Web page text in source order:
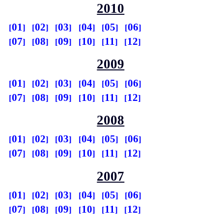
2010
01 02 03 04 05
06
07
08 09 10 11 12
2009
01 02 03 04 05
06
07
08 09 10 11 12
2008
01 02 03 04 05
06
07
08 09 10 11 12
2007
01 02 03 04 05
06
07
08 09 10 11 12